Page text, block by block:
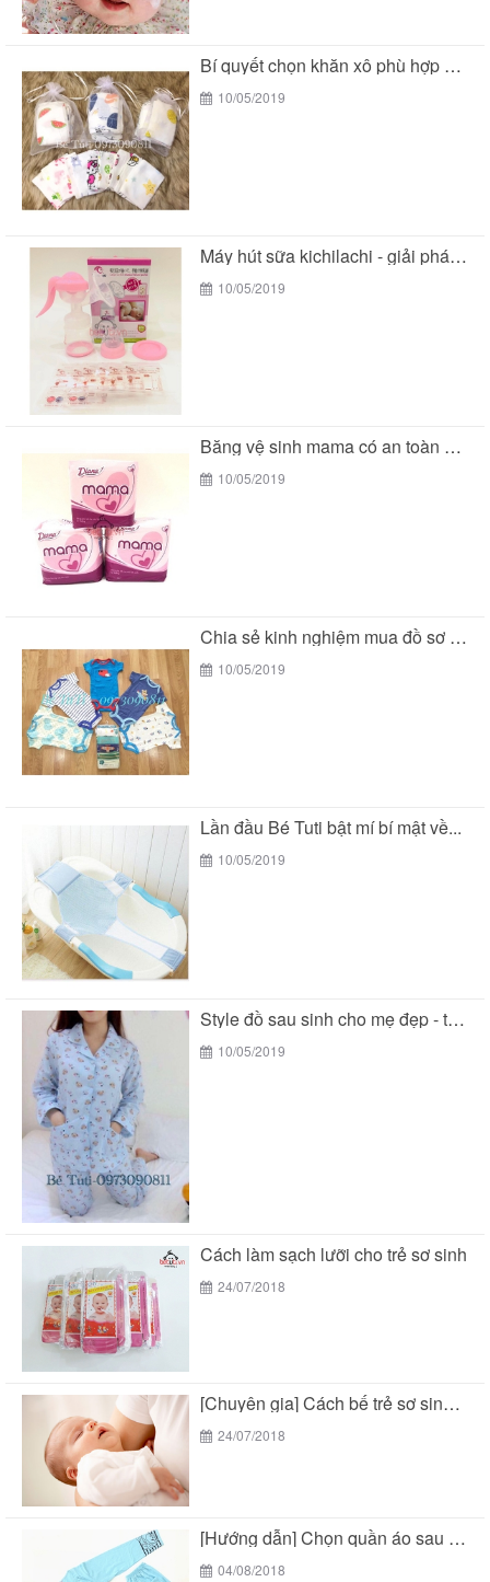
Bí quyết chọn khăn xô phù hợp với làn...
10/05/2019
Máy hút sữa kichilachi - giải pháp tối ưu...
10/05/2019
Băng vệ sinh mama có an toàn cho các...
10/05/2019
Chia sẻ kinh nghiệm mua đồ sơ sinh của...
10/05/2019
Lần đầu Bé Tuti bật mí bí mật về...
10/05/2019
Style đồ sau sinh cho mẹ đẹp - tiện...
10/05/2019
Cách làm sạch lưỡi cho trẻ sơ sinh
24/07/2018
[Chuyên gia] Cách bế trẻ sơ sinh chuẩn theo...
24/07/2018
[Hướng dẫn] Chọn quần áo sau sinh cho mẹ...
04/08/2018